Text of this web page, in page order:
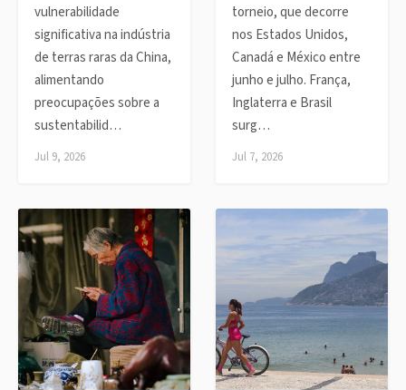
vulnerabilidade
significativa na indústria
de terras raras da China,
alimentando
preocupações sobre a
sustentabilid…
Jul 9, 2026
torneio, que decorre
nos Estados Unidos,
Canadá e México entre
junho e julho. França,
Inglaterra e Brasil
surg…
Jul 7, 2026